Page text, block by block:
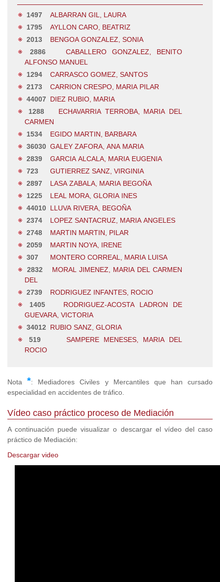
1497
ALBARRAN GIL, LAURA
1795
AYLLON CARO, BEATRIZ
2013
BENGOA GONZALEZ, SONIA
2886
CABALLERO GONZALEZ, BENITO
ALFONSO MANUEL
1294
CARRASCO GOMEZ, SANTOS
2173
CARRION CRESPO, MARIA PILAR
44007 DIEZ RUBIO, MARIA
1288
ECHAVARRIA TERROBA, MARIA DEL
CARMEN
1534
EGIDO MARTIN, BARBARA
36030 GALEY ZAFORA, ANA MARIA
2839
GARCIA ALCALA, MARIA EUGENIA
723
GUTIERREZ SANZ, VIRGINIA
2897
LASA ZABALA, MARIA BEGOÑA
1225
LEAL MORA, GLORIA INES
44010 LLUVA RIVERA, BEGOÑA
2374
LOPEZ SANTACRUZ, MARIA ANGELES
2748
MARTIN MARTIN, PILAR
2059
MARTIN NOYA, IRENE
307
MONTERO CORREAL, MARIA LUISA
2832
MORAL JIMENEZ, MARIA DEL CARMEN
DEL
2739
RODRIGUEZ INFANTES, ROCIO
1405
RODRIGUEZ-ACOSTA LADRON DE
GUEVARA, VICTORIA
34012 RUBIO SANZ, GLORIA
519
SAMPERE MENESES, MARIA DEL
ROCIO
Nota*: Mediadores Civiles y Mercantiles que han cursado
especialidad en accidentes de tráfico.
Vídeo caso práctico proceso de Mediación
A continuación puede visualizar o descargar el vídeo del caso
práctico de Mediación:
Descargar video